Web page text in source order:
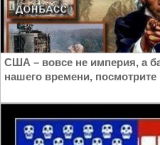
США – вовсе не империя, а
нашего времени, посмотрите